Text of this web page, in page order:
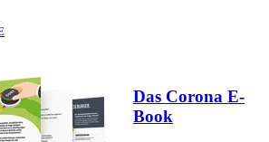
Das Corona E-
Book